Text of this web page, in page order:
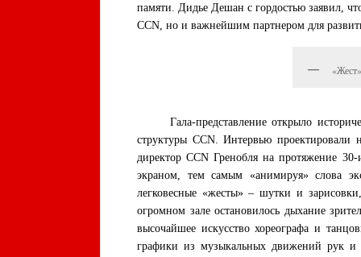
памяти. Дидье Дешан с гордостью заявил,
CCN, но и важнейшим партнером для
Гала-представление открыло
структуры CCN. Интервью проектировали
директор CCN Гренобля на протяжение
экраном, тем самым «анимируя» слова
легковесные «жесты» – шутки и
огромном зале остановилось дыхание
высочайшее искусство хореографа и
графики из музыкальных движений рук и